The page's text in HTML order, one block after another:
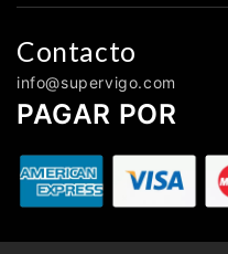
Contacto
info@supervigo.com
PAGAR POR